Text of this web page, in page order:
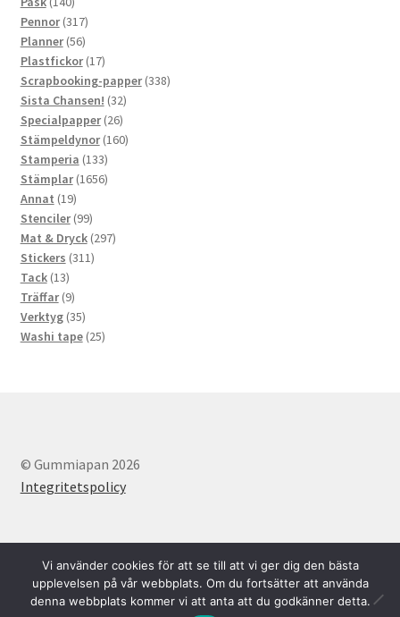
produkter
Pennor 317317
produkter
Planner 5656
produkter
Plastfickor 1717
produkter
Scrapbooking-papper 338338
Sista Chansen! 3232
produkter
Specialpapper 2626
produkter
Stämpeldynor 160160
Stamperia 133133
produkter
Stämplar 16561656
Annat 1919
produkter
Stenciler 9999
produkter
Mat & Dryck 297297
Stickers 311311
Tack 1313
produkter
Träffar 99
produkter
Verktyg 3535
produkter
Washi tape 2525
© Gummiapan 2026
Integritetspolicy
Svenska English
Vi använder cookies för att se till att vi ger dig den bästa
upplevelsen på vår webbplats. Om du fortsätter att använda
denna webbplats kommer vi att anta att du godkänner detta.